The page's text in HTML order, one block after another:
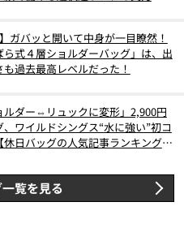
ガバッと開いて中身が一目瞭然！
式４層ショルダーバッグ」は、出
過去最高レベルだった！
ルダー⇔リュックに変形」2,900円
ワイルドシングス“水に強い”初コ
日バッグの人気記事ランキングベ
覧を見る